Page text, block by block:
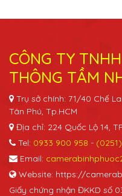
CÔNG TY
THÔNG TẦM
Trụ sở chính: 71/40 Chế
Tân Phú, Tp.HCM
Địa chỉ: 224 Quốc Lộ 14,
Tel: 0933 900 958 -
Email:
Website: https://
Giấy chứng nhận ĐKKD số